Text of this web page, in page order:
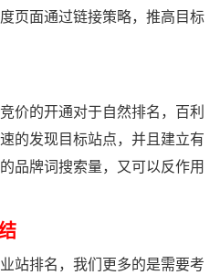
页面通过链接策略，推高目标
的开通对于自然排名，百利
的发现目标站点，并且建立有
品牌词搜索量，又可以反作用
排名，我们更多的是需要考